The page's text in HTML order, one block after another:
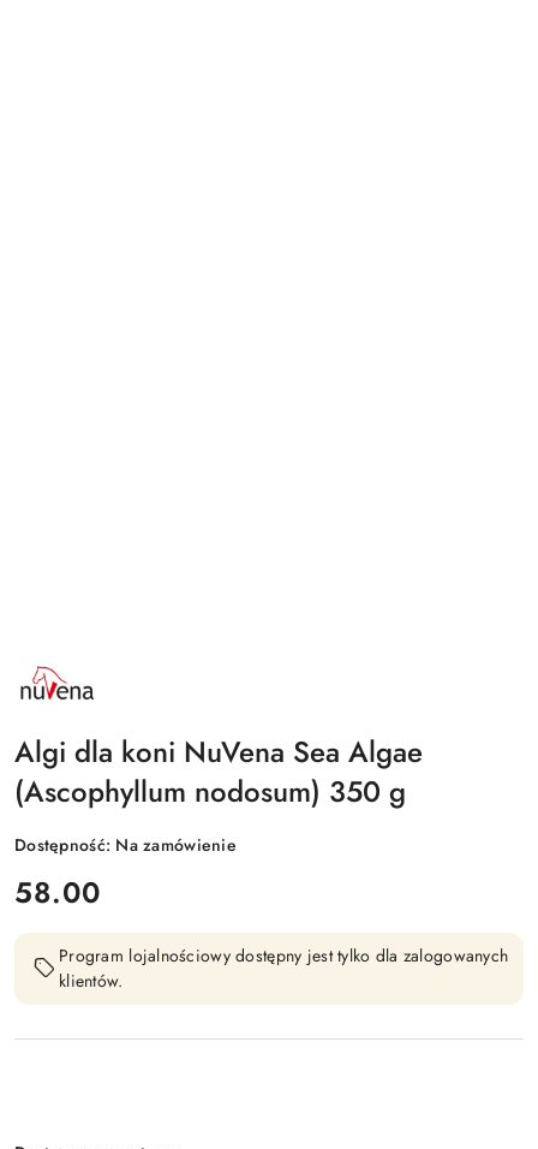
NAZWA
PRODUCENTA:
NUVENA
Algi dla koni NuVena Sea Algae
(Ascophyllum nodosum) 350 g
Dostępność: Na zamówienie
cena:
58.00
Program lojalnościowy dostępny jest tylko dla zalogowanych
klientów.